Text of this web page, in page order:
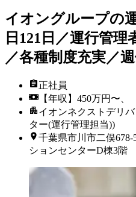
イオングループの
日121日／運行管
／各種制度充実／
正社員
【年収】450万円〜、
イオンネクストデリ
ター(運行管理担当))
千葉県市川市二俣
ションセンターD棟3階